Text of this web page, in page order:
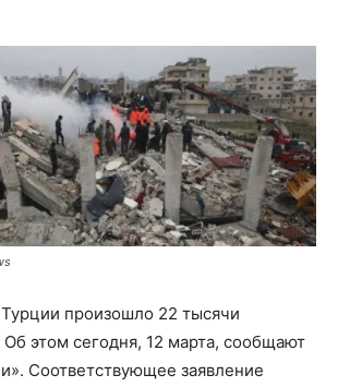
произошло 22 тысячи
этом сегодня, 12 марта, сообщают
Соответствующее заявление